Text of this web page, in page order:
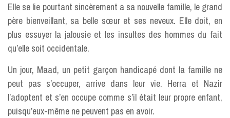
Elle se lie pourtant sincèrement a sa nouvelle famille, le grand
père bienveillant, sa belle sœur et ses neveux. Elle doit, en
plus essuyer la jalousie et les insultes des hommes du fait
qu’elle soit occidentale.
Un jour, Maad, un petit garçon handicapé dont la famille ne
peut pas s’occuper, arrive dans leur vie. Herra et Nazir
l’adoptent et s’en occupe comme s’il était leur propre enfant,
puisqu’eux-même ne peuvent pas en avoir.